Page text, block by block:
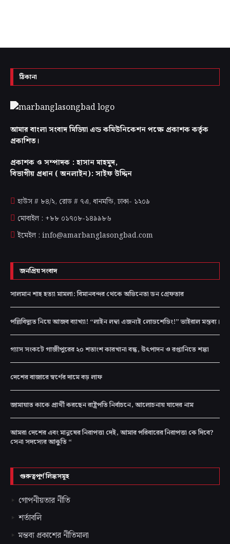
ঠিকানা
আমার বাংলা সংবাদ মিডিয়া এন্ড কমিউনিকেশন পক্ষে প্রকাশক কর্তৃক
প্রকাশিত।
প্রকাশক ও সম্পাদক : হাসান মাহমুদ,
বিভাগীয় প্রধান ( অনলাইন): সাইফ উদ্দিন
হাউস # ৮৪/২, রোড # ৭এ, ধানমন্ডি, ঢাকা- ১২০৯
মোবাইল : +৮৮ ০১৭০৮-১৪৯৯৮৬
ইমেইল : info@amarbanglasongbad.com
জনপ্রিয় সংবাদ
সালমান শাহ হত্যা মামলা: বিমানবন্দর থেকে অভিনেতা ডন গ্রেফতার
পল্লিবিদ্যুত নিয়ে আজব ব্যাখ্যা! “লাইন লম্বা এজন্যই লোডশেডিং!” ভাইরাল মন্তব্য।
গ্যাস সংকটে গাজীপুরের ২০ শতাংশ কারখানা বন্ধ, উৎপাদন ও রপ্তানিতে শঙ্কা
দেশের বাজারে স্বর্ণের দামে বড় লাফ
জামায়াত কাকে প্রার্থী করছেন রাষ্ট্রপতি নির্বাচনে, আলোচনায় যাদের নাম
আমরা দেশের এবং মানুষের নিরাপত্তা দেই, আমার পরিবারের নিরাপত্তা কে দিবে?
সেনা সদস্যের আকুতি “
গুরুত্বপূর্ণ লিঙ্কসমূহ
গোপনীয়তার নীতি
শর্তাবলি
মন্তব্য প্রকাশের নীতিমালা